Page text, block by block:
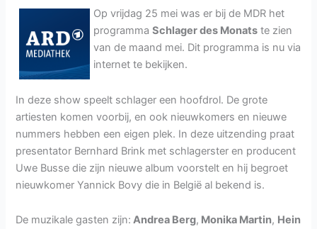
Op vrijdag 25 mei was er bij de MDR het
programmaSchlager des Monats te zien
van de maand mei. Dit programma is nu via
internet te bekijken.
In deze show speelt schlager een hoofdrol. De grote
artiesten komen voorbij, en ook nieuwkomers en nieuwe
nummers hebben een eigen plek. In deze uitzending praat
presentator Bernhard Brink met schlagerster en producent
Uwe Busse die zijn nieuwe album voorstelt en hij begroet
nieuwkomer Yannick Bovy die in België al bekend is.
De muzikale gasten zijn: Andrea Berg, Monika Martin, Hein